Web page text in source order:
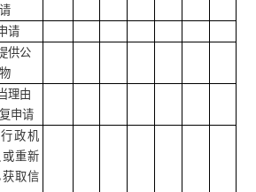
请
供公
理由
申请
政机
重新
取信